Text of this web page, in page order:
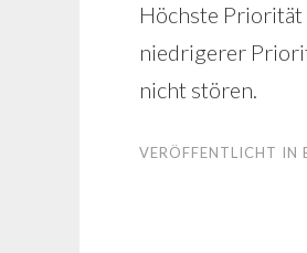
Höchste Priorität
niedrigerer
nicht stören.
VERÖFFENTLICHT IN